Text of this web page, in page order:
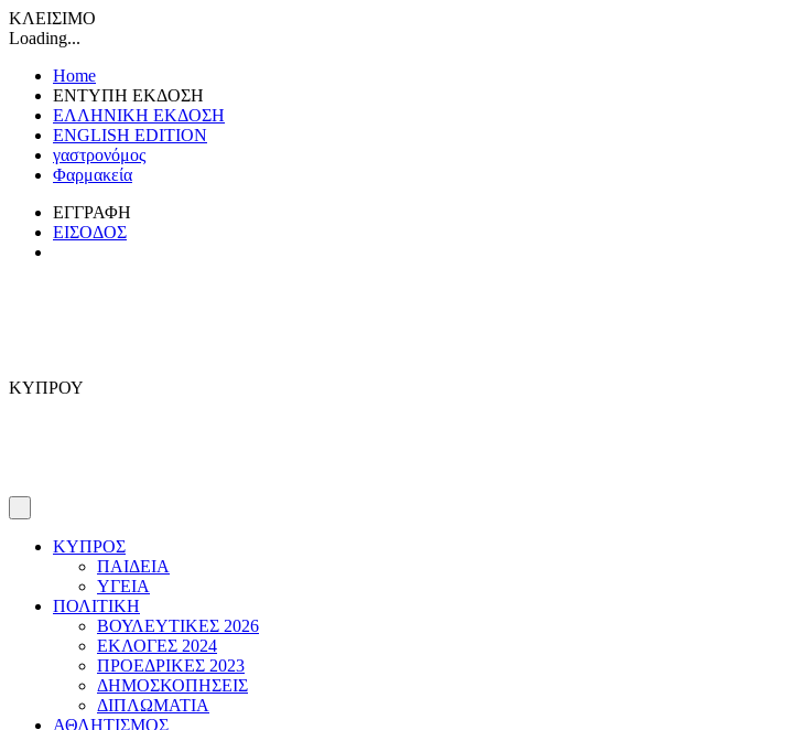
ΚΛΕΙΣΙΜΟ
Loading...
Home
ΕΝΤΥΠΗ ΕΚΔΟΣΗ
ΕΛΛΗΝΙΚΗ ΕΚΔΟΣΗ
ENGLISH EDITION
γαστρονόμος
Φαρμακεία
ΕΓΓΡΑΦΗ
ΕΙΣΟΔΟΣ
ΚΥΠΡΟΥ
ΚΥΠΡΟΣ
ΠΑΙΔΕΙΑ
ΥΓΕΙΑ
ΠΟΛΙΤΙΚΗ
ΒΟΥΛΕΥΤΙΚΕΣ 2026
ΕΚΛΟΓΕΣ 2024
ΠΡΟΕΔΡΙΚΕΣ 2023
ΔΗΜΟΣΚΟΠΗΣΕΙΣ
ΔΙΠΛΩΜΑΤΙΑ
ΑΘΛΗΤΙΣΜΟΣ